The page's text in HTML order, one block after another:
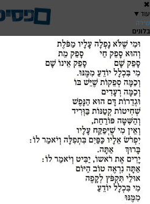
✖
עוד ▼
שירה
בלונים